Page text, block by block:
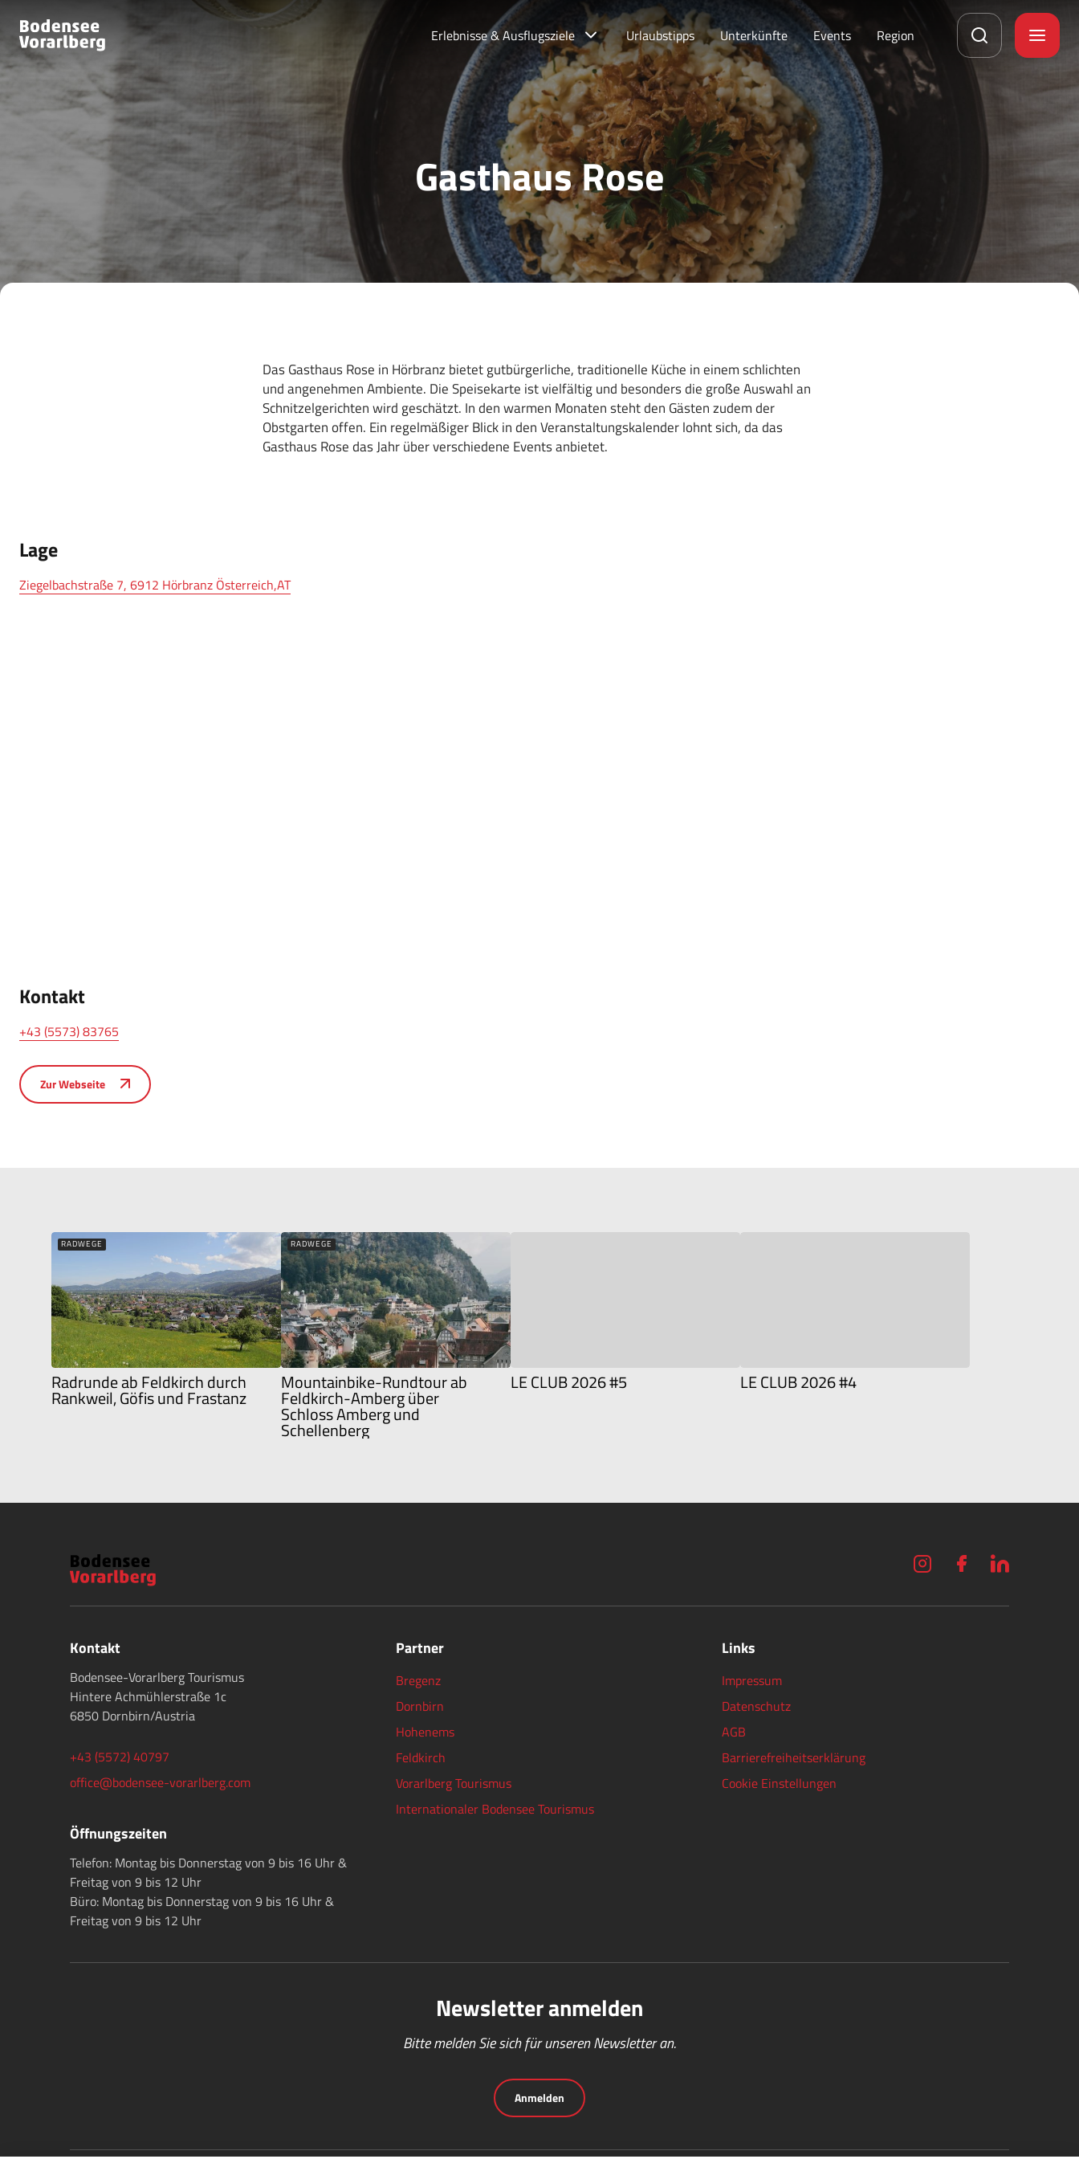
Erlebnisse & Ausflugsziele Urlaubstipps Unterkünfte Events Region
Gasthaus Rose
Das Gasthaus Rose in Hörbranz bietet gutbürgerliche, traditionelle Küche in einem schlichten
und angenehmen Ambiente. Die Speisekarte ist vielfältig und besonders die große Auswahl an
Schnitzelgerichten wird geschätzt. In den warmen Monaten steht den Gästen zudem der
Obstgarten offen. Ein regelmäßiger Blick in den Veranstaltungskalender lohnt sich, da das
Gasthaus Rose das Jahr über verschiedene Events anbietet.
Lage
Ziegelbachstraße 7, 6912 Hörbranz Österreich,AT
Kontakt
+43 (5573) 83765
Zur Webseite
RADWEGE
Radrunde ab Feldkirch durch
Rankweil, Göfis und Frastanz
RADWEGE
Mountainbike-Rundtour ab
Feldkirch-Amberg über
Schloss Amberg und
Schellenberg
LE CLUB 2026 #5 LE CLUB 2026 #4
Kontakt
Bodensee-Vorarlberg Tourismus
Hintere Achmühlerstraße 1c
6850 Dornbirn/Austria
+43 (5572) 40797
office@bodensee-vorarlberg.com
Öffnungszeiten
Telefon: Montag bis Donnerstag von 9 bis 16 Uhr &
Freitag von 9 bis 12 Uhr
Büro: Montag bis Donnerstag von 9 bis 16 Uhr &
Freitag von 9 bis 12 Uhr
Partner
Bregenz
Dornbirn
Hohenems
Feldkirch
Vorarlberg Tourismus
Internationaler Bodensee Tourismus
Links
Impressum
Datenschutz
AGB
Barrierefreiheitserklärung
Cookie Einstellungen
Newsletter anmelden
Bitte melden Sie sich für unseren Newsletter an.
Anmelden